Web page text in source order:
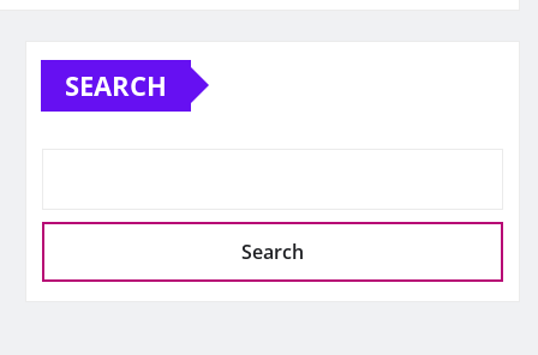
SEARCH
Search